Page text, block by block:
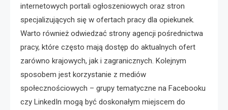
internetowych portali ogłoszeniowych oraz stron
specjalizujących się w ofertach pracy dla opiekunek.
Warto również odwiedzać strony agencji pośrednictwa
pracy, które często mają dostęp do aktualnych ofert
zarówno krajowych, jak i zagranicznych. Kolejnym
sposobem jest korzystanie z mediów
społecznościowych – grupy tematyczne na Facebooku
czy LinkedIn mogą być doskonałym miejscem do